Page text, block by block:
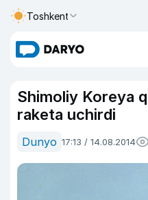
Toshkent
Shimoliy Koreya
raketa uchirdi
Dunyo 17:13 / 14.08.2014